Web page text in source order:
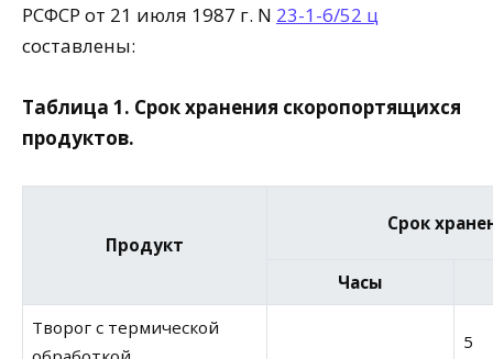
РСФСР от 21 июля 1987 г. N 23-1-6/52 ц
составлены:
Таблица 1. Срок хранения скоропортящихся
продуктов.
Продукт
Срок
Часы
Творог с термической
5